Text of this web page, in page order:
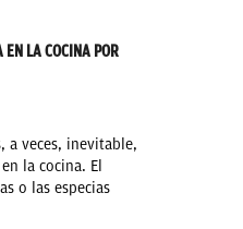
LA COCINA POR
a veces, inevitable,
la cocina. El
o las especias